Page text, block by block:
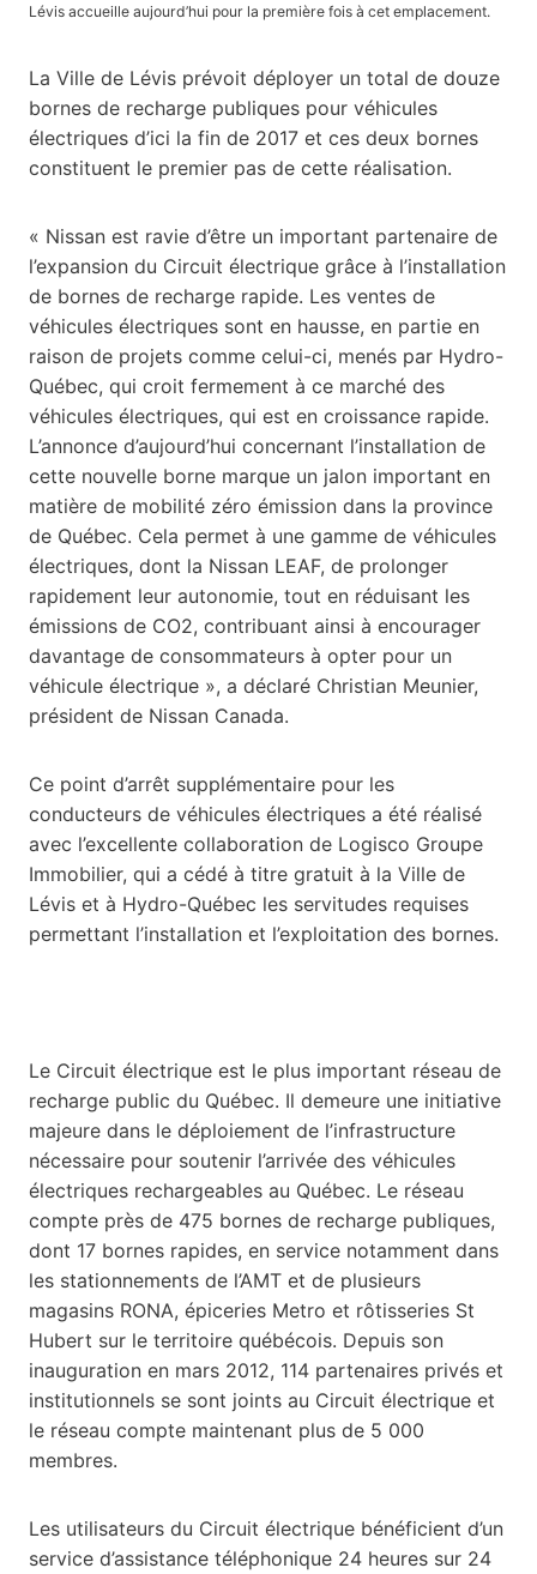
Lévis accueille aujourd’hui pour la première fois à cet emplacement.
La Ville de Lévis prévoit déployer un total de douze
bornes de recharge publiques pour véhicules
électriques d’ici la fin de 2017 et ces deux bornes
constituent le premier pas de cette réalisation.
« Nissan est ravie d’être un important partenaire de
l’expansion du Circuit électrique grâce à l’installation
de bornes de recharge rapide. Les ventes de
véhicules électriques sont en hausse, en partie en
raison de projets comme celui-ci, menés par Hydro-
Québec, qui croit fermement à ce marché des
véhicules électriques, qui est en croissance rapide.
L’annonce d’aujourd’hui concernant l’installation de
cette nouvelle borne marque un jalon important en
matière de mobilité zéro émission dans la province
de Québec. Cela permet à une gamme de véhicules
électriques, dont la Nissan LEAF, de prolonger
rapidement leur autonomie, tout en réduisant les
émissions de CO2, contribuant ainsi à encourager
davantage de consommateurs à opter pour un
véhicule électrique », a déclaré Christian Meunier,
président de Nissan Canada.
Ce point d’arrêt supplémentaire pour les
conducteurs de véhicules électriques a été réalisé
avec l’excellente collaboration de Logisco Groupe
Immobilier, qui a cédé à titre gratuit à la Ville de
Lévis et à Hydro-Québec les servitudes requises
permettant l’installation et l’exploitation des bornes.
Le Circuit électrique est le plus important réseau de
recharge public du Québec. Il demeure une initiative
majeure dans le déploiement de l’infrastructure
nécessaire pour soutenir l’arrivée des véhicules
électriques rechargeables au Québec. Le réseau
compte près de 475 bornes de recharge publiques,
dont 17 bornes rapides, en service notamment dans
les stationnements de l’AMT et de plusieurs
magasins RONA, épiceries Metro et rôtisseries St
Hubert sur le territoire québécois. Depuis son
inauguration en mars 2012, 114 partenaires privés et
institutionnels se sont joints au Circuit électrique et
le réseau compte maintenant plus de 5 000
membres.
Les utilisateurs du Circuit électrique bénéficient d’un
service d’assistance téléphonique 24 heures sur 24